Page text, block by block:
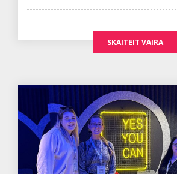
SKAITEIT VAIRA